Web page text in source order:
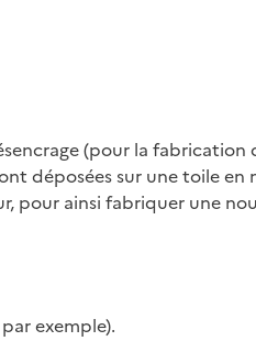
(pour la fabrication
déposées sur une toile en
pour ainsi fabriquer une
exemple).